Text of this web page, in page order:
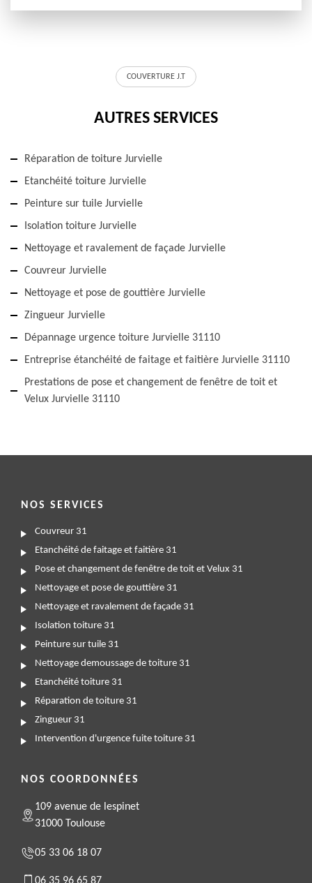
COUVERTURE J.T
AUTRES SERVICES
Réparation de toiture Jurvielle
Etanchéité toiture Jurvielle
Peinture sur tuile Jurvielle
Isolation toiture Jurvielle
Nettoyage et ravalement de façade Jurvielle
Couvreur Jurvielle
Nettoyage et pose de gouttière Jurvielle
Zingueur Jurvielle
Dépannage urgence toiture Jurvielle 31110
Entreprise étanchéité de faitage et faitière Jurvielle 31110
Prestations de pose et changement de fenêtre de toit et
Velux Jurvielle 31110
NOS SERVICES
Couvreur 31
Etanchéité de faitage et faitière 31
Pose et changement de fenêtre de toit et Velux 31
Nettoyage et pose de gouttière 31
Nettoyage et ravalement de façade 31
Isolation toiture 31
Peinture sur tuile 31
Nettoyage demoussage de toiture 31
Etanchéité toiture 31
Réparation de toiture 31
Zingueur 31
Intervention d'urgence fuite toiture 31
NOS COORDONNÉES
109 avenue de lespinet
31000 Toulouse
05 33 06 18 07